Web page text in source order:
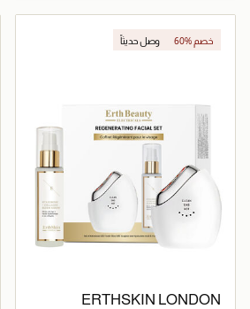
جاري تحميل التفاصيل
60% خصم وصل حديثاً
ERTHSKIN LONDON